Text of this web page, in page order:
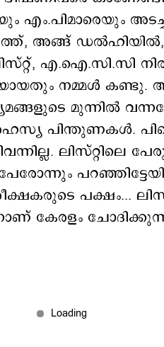
അങ്ങ്
എ.ഐ.സി.സി
നമ്മള്‍ കണ്ടു.
മുന്നില്‍
പിന്തുണകള്‍.
ലിസ്റ്റിലെ
പക്ഷം...
കേരളം